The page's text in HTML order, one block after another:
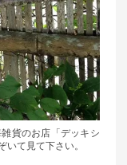
貨のお店「デッキシ
て見て下さい。